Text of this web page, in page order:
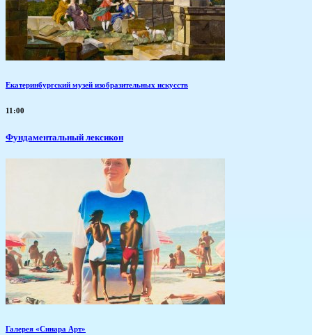
Екатеринбургский музей изобразительных искусств
11:00
Фундаментальный лексикон
Галерея «Синара Арт»